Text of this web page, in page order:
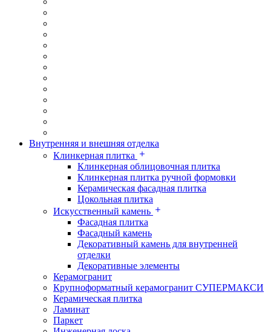
Внутренняя и внешняя отделка
Клинкерная плитка
Клинкерная облицовочная плитка
Клинкерная плитка ручной формовки
Керамическая фасадная плитка
Цокольная плитка
Искусственный камень
Фасадная плитка
Фасадный камень
Декоративный камень для внутренней
отделки
Декоративные элементы
Керамогранит
Крупноформатный керамогранит СУПЕРМАКСИ
Керамическая плитка
Ламинат
Паркет